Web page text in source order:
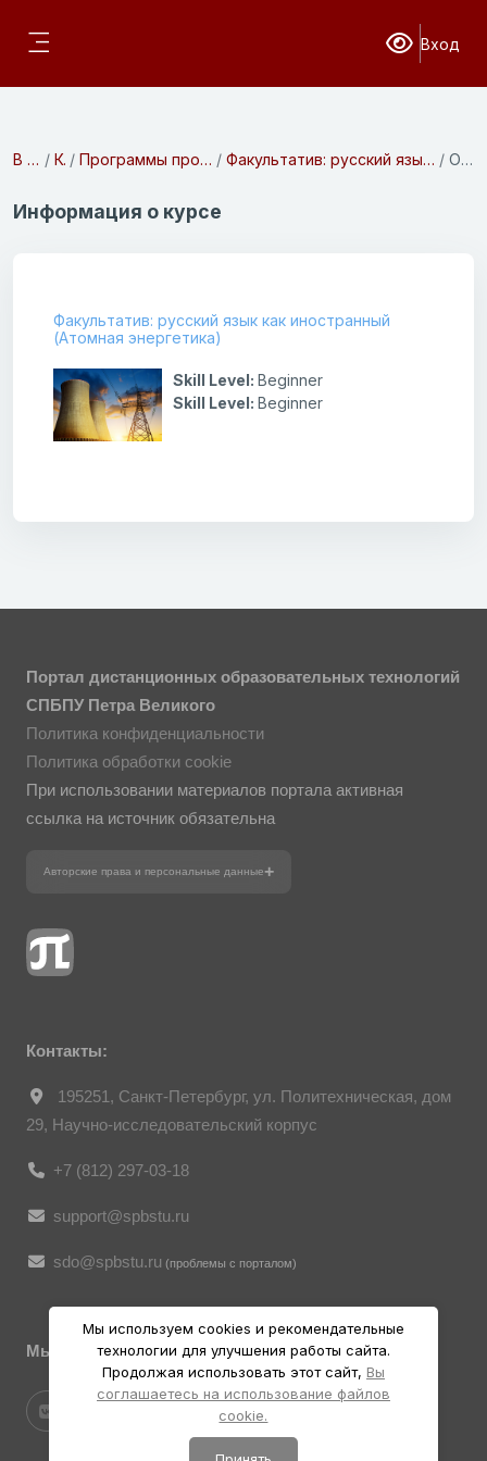
Версия для
Вход
В начало Курсы Программы профессиональной подготовки Факультатив: русский язык как иностранный (Атомная энергетика) Описание
Информация о курсе
Факультатив: русский язык как иностранный
(Атомная энергетика)
Skill Level: Beginner
Skill Level: Beginner
Портал дистанционных образовательных технологий
СПБПУ Петра Великого
Политика конфиденциальности
Политика обработки cookie
При использовании материалов портала активная
ссылка на источник обязательна
Авторские права и персональные данные
Фотографии размещены с согласия
о персональных данных. Согласно
гражданина», все фотоматериалы
Контакты:
195251, Санкт-Петербург, ул. Политехническая, дом
29, Научно-исследовательский корпус
+7 (812) 297-03-18
support@spbstu.ru
sdo@spbstu.ru (проблемы с порталом)
Мы в социальных ресурсах
Мы используем cookies и рекомендательные
технологии для улучшения работы сайта.
Продолжая использовать этот сайт, Вы
соглашаетесь на использование файлов
cookie.